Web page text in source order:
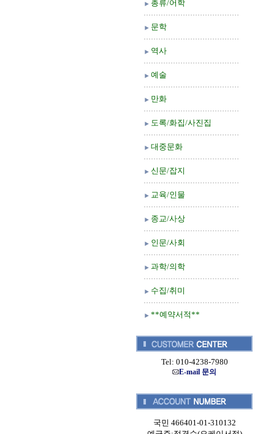
총류/어학
문학
역사
예술
만화
도록/화집/사진집
대중문화
신문/잡지
교육/인물
종교/사상
인문/사회
과학/의학
수집/취미
**예약서적**
Tel: 010-4238-7980
E-mail 문의
국민 466401-01-310132